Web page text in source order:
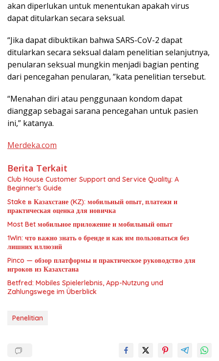
akan diperlukan untuk menentukan apakah virus
dapat ditularkan secara seksual.
“Jika dapat dibuktikan bahwa SARS-CoV-2 dapat
ditularkan secara seksual dalam penelitian selanjutnya,
penularan seksual mungkin menjadi bagian penting
dari pencegahan penularan, ”kata penelitian tersebut.
“Menahan diri atau penggunaan kondom dapat
dianggap sebagai sarana pencegahan untuk pasien
ini,” katanya.
Merdeka.com
Berita Terkait
Club House Customer Support and Service Quality: A
Beginner’s Guide
Stake в Казахстане (KZ): мобильный опыт, платежи и
практическая оценка для новичка
Most Bet мобильное приложение и мобильный опыт
1Win: что важно знать о бренде и как им пользоваться без
лишних иллюзий
Pinco — обзор платформы и практическое руководство для
игроков из Казахстана
Betfred: Mobiles Spielerlebnis, App-Nutzung und
Zahlungswege im Überblick
Penelitian